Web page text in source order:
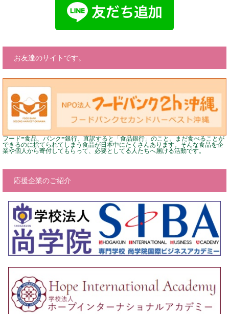
お友達のサイトです。
フード=食品、バンク=銀行、直訳すると「食品銀行」のこと。まだ食べることが
できるのに捨てられてしまう食品が日本中にたくさんあります。そんな食品を企
業や個人から寄付してもらって、必要としてる人たちへ届ける活動です。
応援企業のご紹介